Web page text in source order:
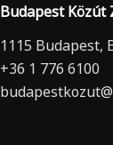
Budapest Közút
1115 Budapest,
+36 1 776 6100